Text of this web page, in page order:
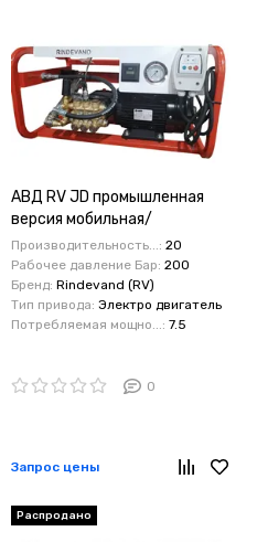
АВД RV JD промышленная
версия мобильная/
стационарная/настенная
рама Time Stop 20/200бар
7.5 кВт
Производительность...: 20
Рабочее давление Бар: 200
Бренд: Rindevand (RV)
Тип привода: Электро двигатель
Потребляемая мощно...: 7.5
0
Запрос цены
Распродано